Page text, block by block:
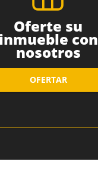
Oferte su
inmueble con
nosotros
OFERTAR